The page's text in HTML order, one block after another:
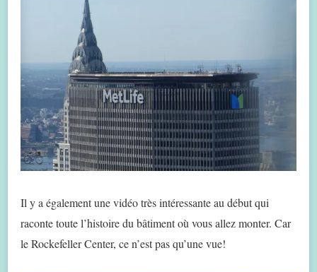
Il y a également une vidéo très intéressante au début qui
raconte toute l’histoire du bâtiment où vous allez monter. Car
le Rockefeller Center, ce n’est pas qu’une vue!